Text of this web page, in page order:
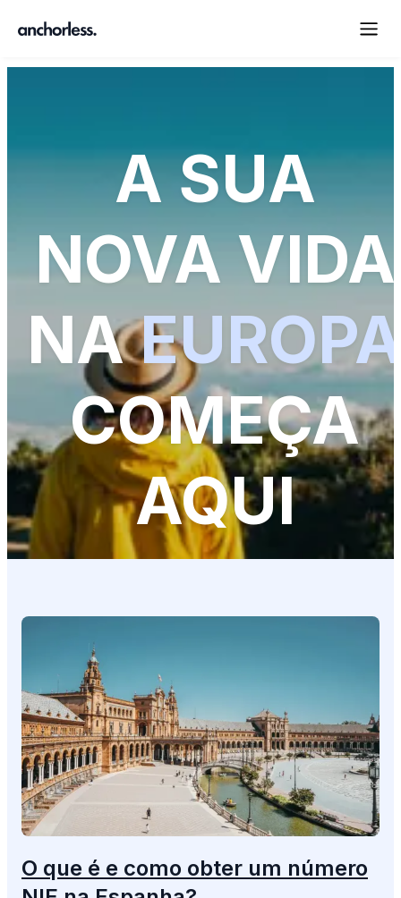
A SUA
NOVA VIDA
NA
COMEÇA
AQUI
Os nossos guias, ferramentas e conselhos
especializados para uma mudança tranquila e
+10 milExpatriados orientados
1194
foram registadas undefined
avaliações de 4,9/5
O que é e como obter um número